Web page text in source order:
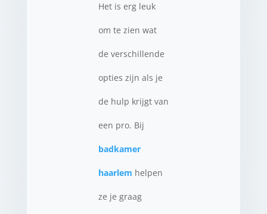
Het is erg leuk
om te zien wat
de verschillende
opties zijn als je
de hulp krijgt van
een pro. Bij
badkamer
haarlem helpen
ze je graag